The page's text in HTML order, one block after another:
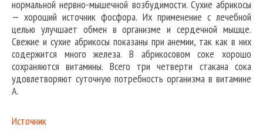
нормальной нервно-мышечной возбудимости. Сухие абрикосы
— хороший источник фосфора. Их применение с лечебной
целью улучшает обмен в организме и сердечной мышце.
Свежие и сухие абрикосы показаны при анемии, так как в них
содержится много железа. В абрикосовом соке хорошо
сохраняются витамины. Всего три четверти стакана сока
удовлетворяют суточную потребность организма в витамине
А.
Источник